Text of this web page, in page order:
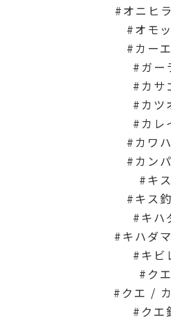
オニヒ
オモ
カー
ガー
カサ
カツ
カレ
カワ
カン
キス
キス
キハ
キハダ
キビ
クエ
クエ /
クエ